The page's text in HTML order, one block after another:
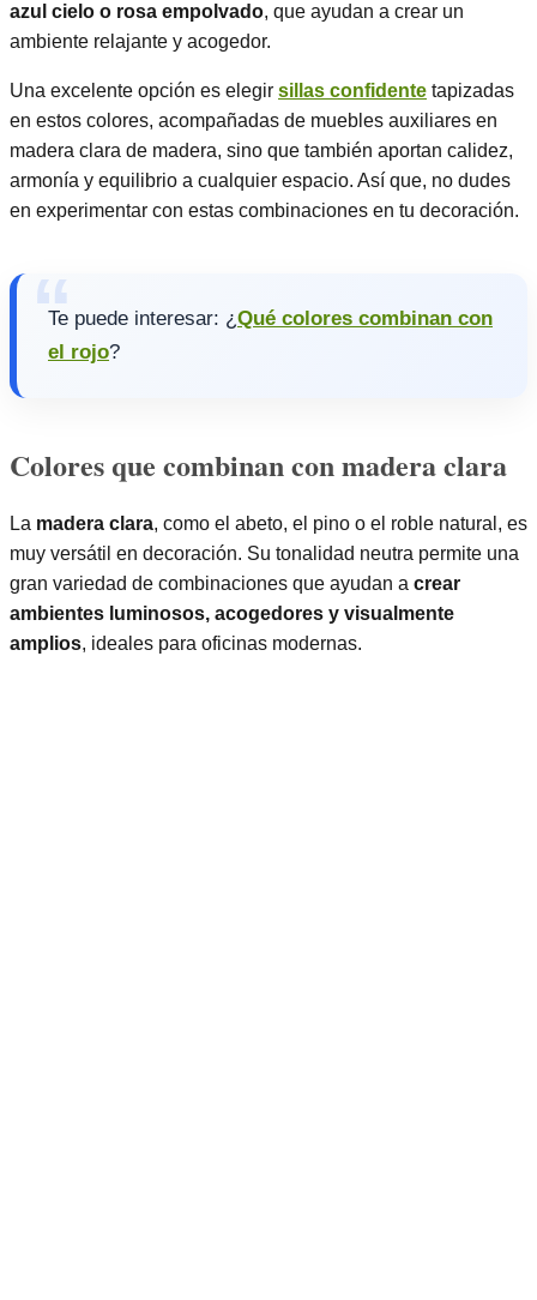
azul cielo o rosa empolvado, que ayudan a crear un
ambiente relajante y acogedor.
Una excelente opción es elegir sillas confidente tapizadas
en estos colores, acompañadas de muebles auxiliares en
madera clara de madera, sino que también aportan calidez,
armonía y equilibrio a cualquier espacio. Así que, no dudes
en experimentar con estas combinaciones en tu decoración.
Te puede interesar: ¿Qué colores combinan con
el rojo?
Colores que combinan con madera clara
La madera clara, como el abeto, el pino o el roble natural, es
muy versátil en decoración. Su tonalidad neutra permite una
gran variedad de combinaciones que ayudan a crear
ambientes luminosos, acogedores y visualmente
amplios, ideales para oficinas modernas.